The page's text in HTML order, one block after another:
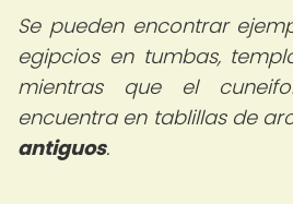
Se pueden encontrar
egipcios en tumbas,
mientras que el
encuentra en tablillas de
antiguos.